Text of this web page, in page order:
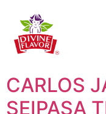
CARLOS
SEIPASA